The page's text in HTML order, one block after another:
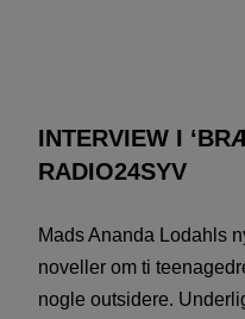
INTERVIEW I
RADIO24SYV
Mads Ananda Lodahls
noveller om ti
nogle outsidere.